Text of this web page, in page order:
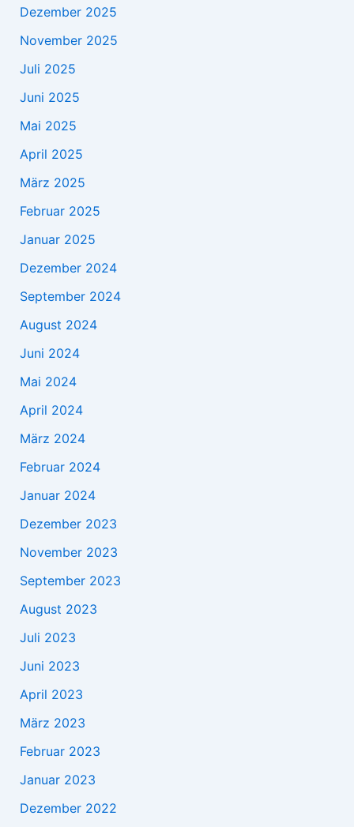
Dezember 2025
November 2025
Juli 2025
Juni 2025
Mai 2025
April 2025
März 2025
Februar 2025
Januar 2025
Dezember 2024
September 2024
August 2024
Juni 2024
Mai 2024
April 2024
März 2024
Februar 2024
Januar 2024
Dezember 2023
November 2023
September 2023
August 2023
Juli 2023
Juni 2023
April 2023
März 2023
Februar 2023
Januar 2023
Dezember 2022